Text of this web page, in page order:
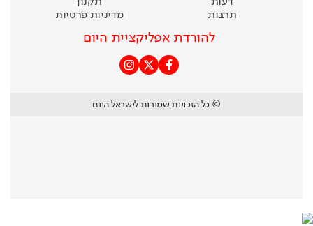
תרבות
מדיניות פרטיות
להורדת אפליקציית היום
© כל הזכויות שמורות לישראל היום